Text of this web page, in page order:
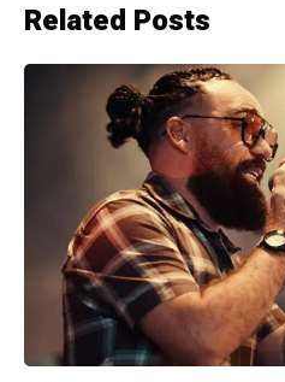
Related Posts